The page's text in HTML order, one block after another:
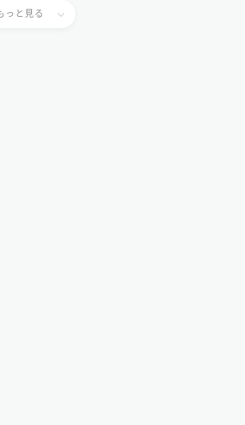
っと見る